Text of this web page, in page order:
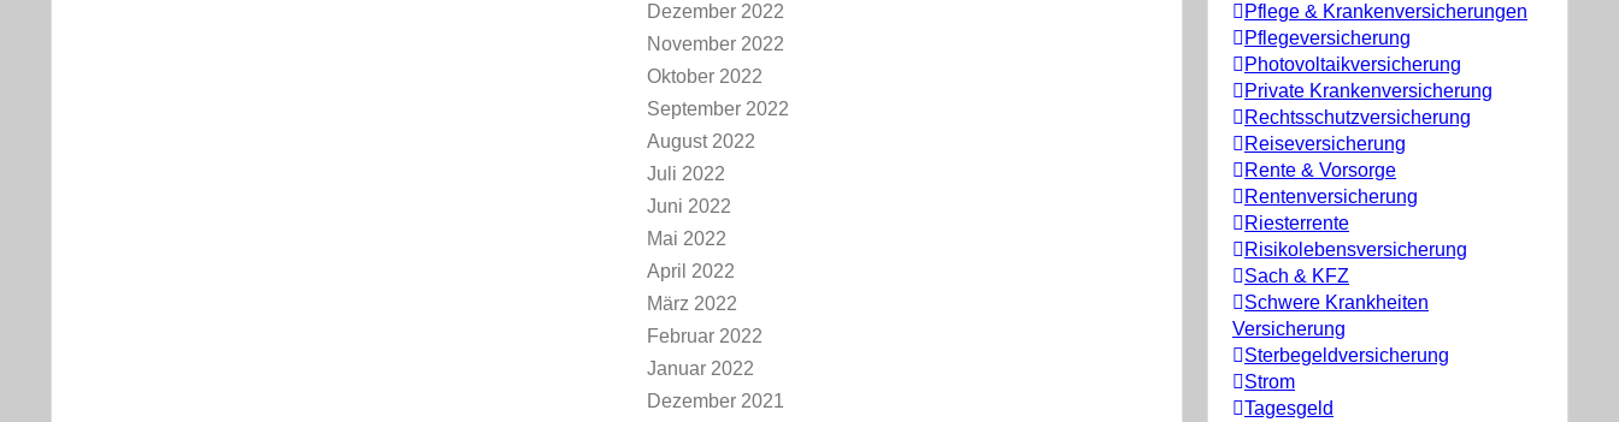
Pflege & Krankenversicherungen
Pflegeversicherung
Photovoltaikversicherung
Private Krankenversicherung
Rechtsschutzversicherung
Reiseversicherung
Rente & Vorsorge
Rentenversicherung
Riesterrente
Risikolebensversicherung
Sach & KFZ
Schwere Krankheiten
Versicherung
Sterbegeldversicherung
Strom
Tagesgeld
Dezember 2022
November 2022
Oktober 2022
September 2022
August 2022
Juli 2022
Juni 2022
Mai 2022
April 2022
März 2022
Februar 2022
Januar 2022
Dezember 2021